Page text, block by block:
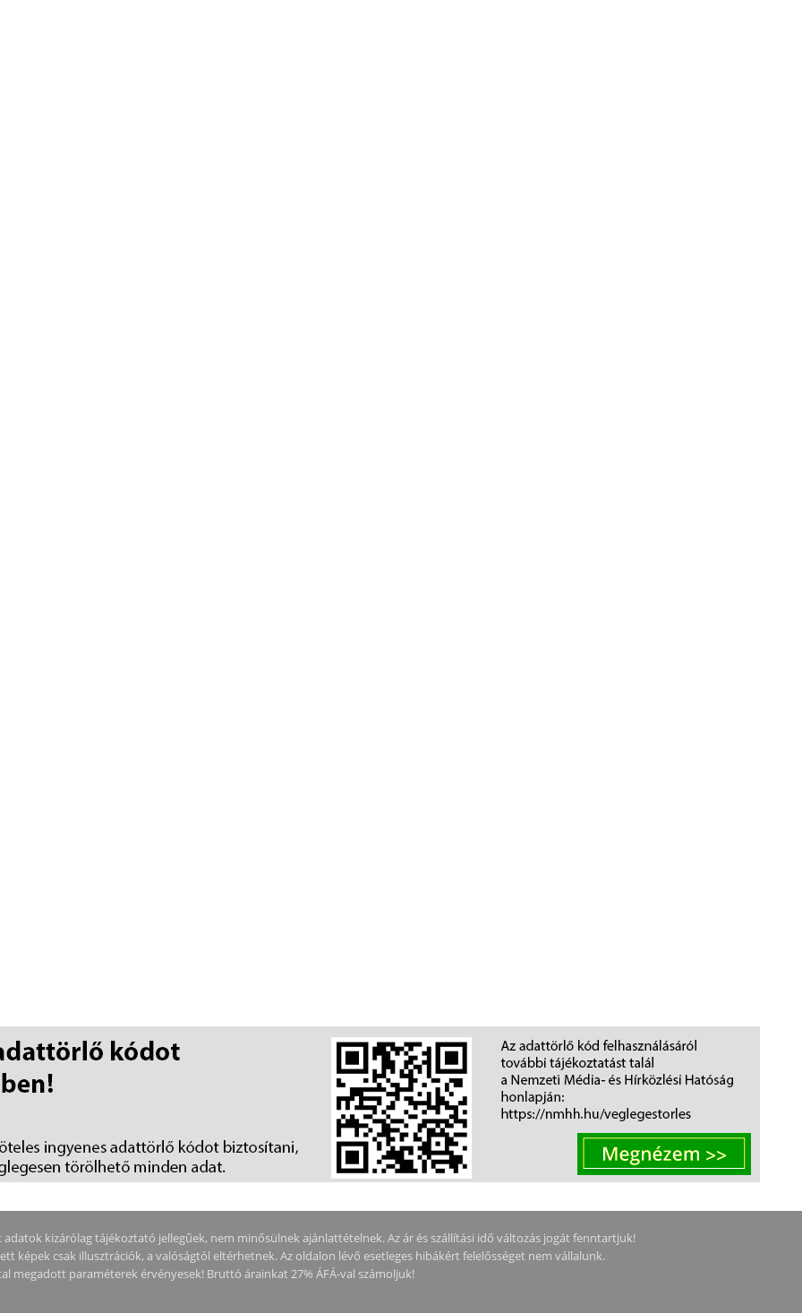
kizárólag tájékoztató jellegűek, nem minősülnek ajánlattételnek. Az ár és szállítási idő változás jogát fenntartjuk!
képek csak illusztrációk, a valóságtól eltérhetnek. Az oldalon lévő esetleges hibákért felelősséget nem vállalunk.
megadott paraméterek érvényesek! Bruttó árainkat 27% ÁFÁ-val számoljuk!